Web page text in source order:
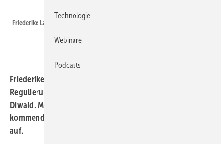
Friederike Lassen ist Teil des neuen DWV-Vorstands.
Friederike Lassen, bislang Leiterin Politik und
Regulierung ersetzt den langjährigen Vorstand Werner
Diwald. Mit einer künftigen Doppelspitze und der
kommenden Präsidiumswahl stellt sich der Verband neu
auf.
Technologie
Webinare
Podcasts